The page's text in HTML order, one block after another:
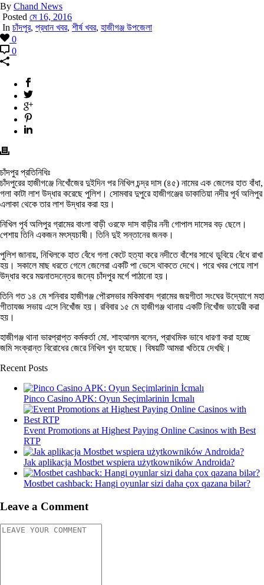
By Chand News
Posted মে 16, 2016
In চাঁদপুর, প্রধান খবর, শীর্ষ খবর, হাজীগঞ্জ উপজেলা
0
0
চাঁদপুর প্রতিনিধিঃ
চাঁদপুরের হাজীগঞ্জে নিখোঁজের দুইদিন পর নিখিল চন্দ্র দাস (৪৫) নামের এক জেলের হাত বাঁধা,
গলা কাটা লাশ উদ্ধার করেছে পুলিশ। সোমবার দুপুরে হাজীগঞ্জের ডাকাতিয়া নদীর পূর্ব অলিপুর
এলাকা থেকে তার লাশ উদ্ধার করা হয়।
নিখিল পূর্ব অলিপুর গ্রামের বাংলা বাড়ী ওরফে দাস বাড়ীর ননী গোপাল দাসের বড় ছেলে।
পেশায় তিনি একজন মৎস্যচাষী। তিনি দুই সন্তানের জনক।
পুলিশ জানায়, নিখিলকে হাত বেঁধে গলা কেটে হত্যা করে নদীতে বাঁশের সাথে ডুবিয়ে বেঁধে রাখা
হয়। সকালে মাছ ধরতে গেলে জেলেরা একটি পা ভেসে থাকতে দেখে। পরে খবর পেয়ে লাশ
উদ্ধার করে ময়নাতদন্তের জন্যে চাঁদপুর মর্গে পাঠানো হয়।
তিনি গত ১৪ মে শনিবার হাজীগঞ্জ পৌরসভার মকিমাবাদ গ্রামের জয়গীতা সংঘের উদ্যোগে মহা
গীতাযজ্ঞ সভায় এসে নিখোঁজ হয়। রবিবার ১৫ মে হাজীগঞ্জ থানায় একটি নিখোঁজ ডায়েরী করা
হয়।
হাজীগঞ্জ থানা ভারপ্রাপ্ত কর্মকর্তা মো. শাহআলম বলেন, প্রাথমিক ভাবে ধারণা করা হচ্ছে
জমি সংক্রান্ত বিরোধের জেরে নিখিল খুন হয়েছে। বিষয়টি আমরা খতিয়ে দেখছি।
Recent Posts
Pinco Casino APK: Oyun Seçimlərinin İcmalı
Event Promotions at Highest Paying Online Casinos with Best
RTP
Jak aplikacja Mostbet wspiera użytkowników Androida?
Mostbet cashback: Hangi oyunlar sizi daha çox qazana bilər?
Leave a Comment